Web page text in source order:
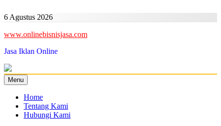
to
6 Agustus 2026
www.onlinebisnisjasa.com
Jasa Iklan Online
Menu
Home
Tentang Kami
Hubungi Kami